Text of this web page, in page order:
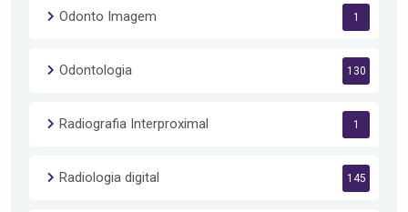
Odonto Imagem 1
Odontologia 130
Radiografia Interproximal 1
Radiologia digital 145